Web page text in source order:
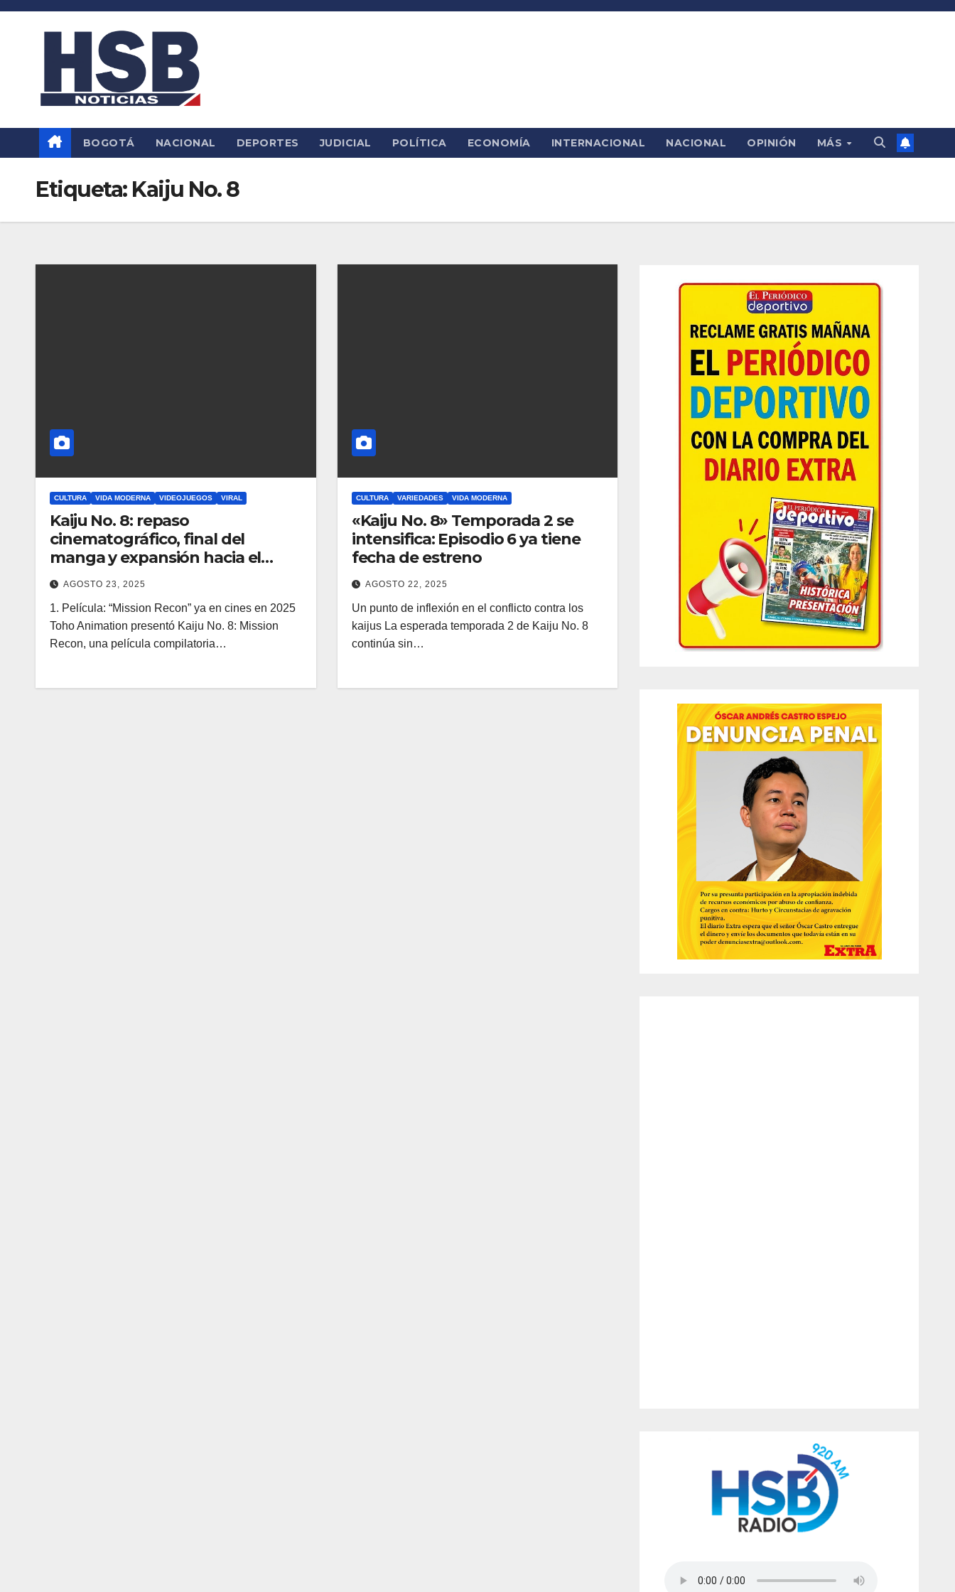
Saltar
BOGOTÁ NACIONAL DEPORTES JUDICIAL POLÍTICA ECONOMÍA INTERNACIONAL NACIONAL OPINIÓN MÁS
Etiqueta: Kaiju No. 8
CULTURA VIDA MODERNA VIDEOJUEGOS VIRAL
Kaiju No. 8: repaso
cinematográfico, final del
manga y expansión hacia el
gaming
AGOSTO 23, 2025
1. Película: “Mission Recon” ya en cines en 2025
Toho Animation presentó Kaiju No. 8: Mission
Recon, una película compilatoria…
CULTURA VARIEDADES VIDA MODERNA
«Kaiju No. 8» Temporada 2 se
intensifica: Episodio 6 ya tiene
fecha de estreno
AGOSTO 22, 2025
Un punto de inflexión en el conflicto contra los
kaijus La esperada temporada 2 de Kaiju No. 8
continúa sin…